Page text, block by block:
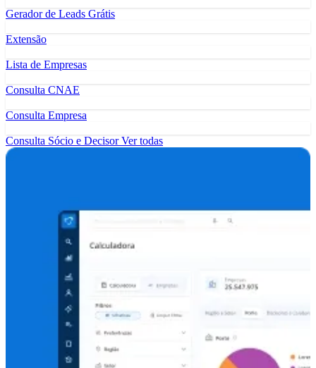
Gerador de Leads Grátis
Extensão
Lista de Empresas
Consulta CNAE
Consulta Empresa
Consulta Sócio e DecisorVer todas